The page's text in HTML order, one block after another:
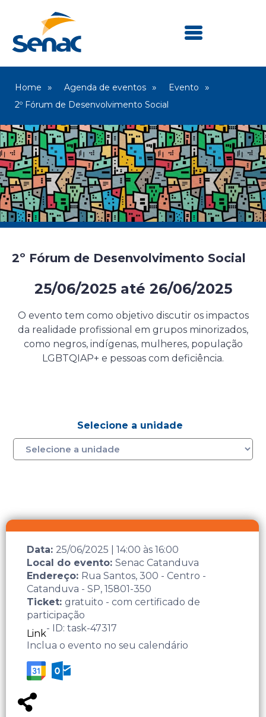
Home Agenda de eventos
Evento
2º Fórum de Desenvolvimento Social
2º Fórum de Desenvolvimento Social
25/06/2025até 26/06/2025
O evento tem como objetivo discutir os impactos
da realidade profissional em grupos minorizados,
como negros, indígenas, mulheres, população
LGBTQIAP+ e pessoas com deficiência.
Selecione a unidade
Data: 25/06/2025 14:00 às 16:00
Local do evento: Senac Catanduva
Endereço: Rua Santos, 300 - Centro -
Catanduva - SP, 15801-350
Ticket: gratuito - com certificado de
participação
Link- ID: task-47317
Inclua o evento no seu calendário